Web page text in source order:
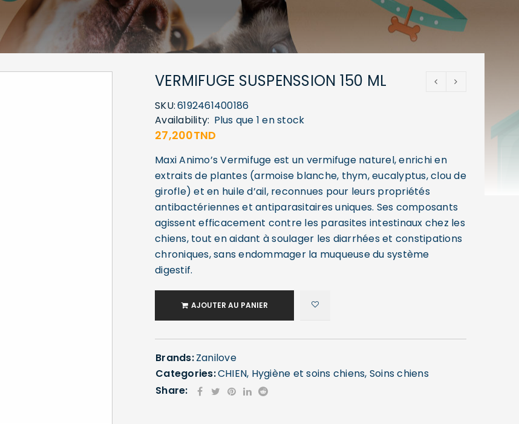
VERMIFUGE SUSPENSSION 150 ML
SKU:6192461400186
Availability: Plus que 1 en stock
27,200TND
Maxi Animo’s Vermifuge est un vermifuge naturel, enrichi en
extraits de plantes (armoise blanche, thym, eucalyptus, clou de
girofle) et en huile d’ail, reconnues pour leurs propriétés
antibactériennes et antiparasitaires uniques. Ses composants
agissent efficacement contre les parasites intestinaux chez les
chiens, tout en aidant à soulager les diarrhées et constipations
chroniques, sans endommager la muqueuse du système
digestif.
AJOUTER AU PANIER
Brands:Zanilove
Categories:CHIEN, Hygiène et soins chiens, Soins chiens
Share: